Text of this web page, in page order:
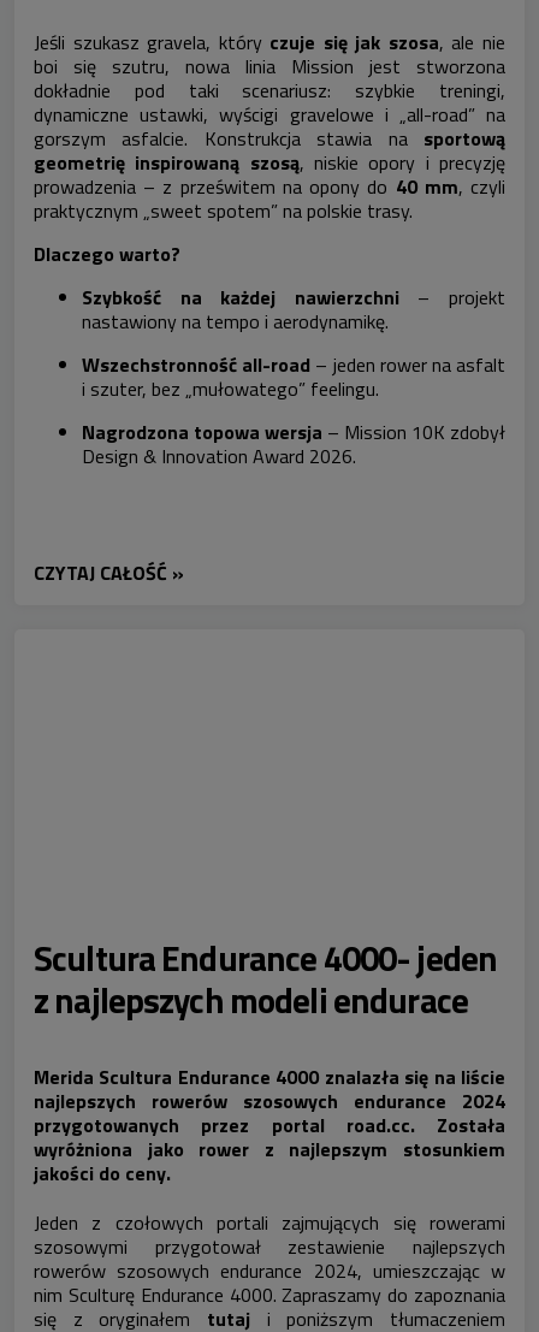
Jeśli szukasz gravela, który czuje się jak szosa, ale nie
boi się szutru, nowa linia Mission jest stworzona
dokładnie pod taki scenariusz: szybkie treningi,
dynamiczne ustawki, wyścigi gravelowe i „all-road” na
gorszym asfalcie. Konstrukcja stawia na sportową
geometrię inspirowaną szosą, niskie opory i precyzję
prowadzenia – z prześwitem na opony do 40 mm, czyli
praktycznym „sweet spotem” na polskie trasy.
Dlaczego warto?
Szybkość na każdej nawierzchni – projekt
nastawiony na tempo i aerodynamikę.
Wszechstronność all-road – jeden rower na asfalt
i szuter, bez „mułowatego” feelingu.
Nagrodzona topowa wersja – Mission 10K zdobył
Design & Innovation Award 2026.
CZYTAJ CAŁOŚĆ »
Scultura Endurance 4000- jeden
z najlepszych modeli endurace
Merida Scultura Endurance 4000 znalazła się na liście
najlepszych rowerów szosowych endurance 2024
przygotowanych przez portal road.cc. Została
wyróżniona jako rower z najlepszym stosunkiem
jakości do ceny.
Jeden z czołowych portali zajmujących się rowerami
szosowymi przygotował zestawienie najlepszych
rowerów szosowych endurance 2024, umieszczając w
nim Sculturę Endurance 4000. Zapraszamy do zapoznania
się z oryginałem tutaj i poniższym tłumaczeniem